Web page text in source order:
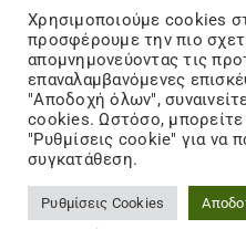
Copyright 2024 ©
Χρησιμοποιούμε cookies
προσφέρουμε την πιο
απομνημονεύοντας τις
επαναλαμβανόμενες
"Αποδοχή όλων",
cookies. Ωστόσο, μπορείτε
"Ρυθμίσεις cookie" για να
συγκατάθεση.
Ρυθμίσεις Cookies